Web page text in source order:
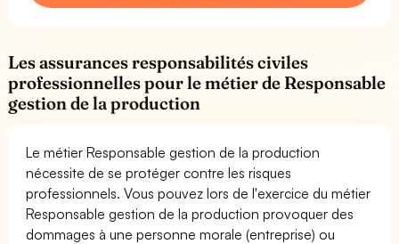
Les assurances responsabilités civiles
professionnelles pour le métier de Responsable
gestion de la production
Le métier Responsable gestion de la production
nécessite de se protéger contre les risques
professionnels. Vous pouvez lors de l'exercice du métier
Responsable gestion de la production provoquer des
dommages à une personne morale (entreprise) ou